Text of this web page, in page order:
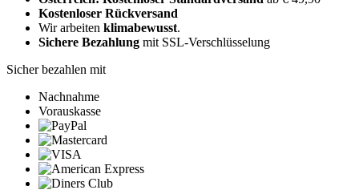
Kostenloser Rückversand
Wir arbeiten klimabewusst.
Sichere Bezahlung mit SSL-Verschlüsselung
Sicher bezahlen mit
Nachnahme
Vorauskasse